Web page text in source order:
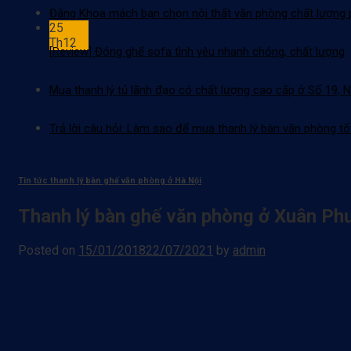
Đăng Khoa mách bạn chọn nội thất văn phòng chất lượng
25
Th12
[Review] Đóng ghế sofa tình yêu nhanh chóng, chất lượng
Mua thanh lý tủ lãnh đạo có chất lượng cao cấp ở Số 19,
Trả lời câu hỏi: Làm sao để mua thanh lý bàn văn phòng
Tin tức thanh lý bàn ghế văn phòng ở Hà Nội
Thanh lý bàn ghế văn phòng ở Xuân
Posted on 15/01/201822/07/2021 by admin